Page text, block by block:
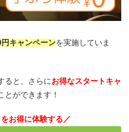
キャンペーンを実施していま
ると、さらにお得なスタートキャ
とができます！
お得に体験する／